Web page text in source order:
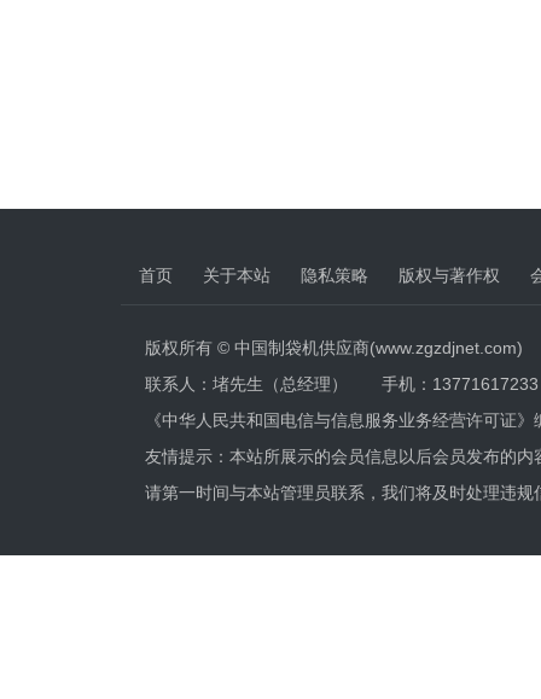
首页 关于本站 隐私策略 版权与著作权
版权所有 © 中国制袋机供应商(www.zgzdjnet.com)
联系人：堵先生（总经理） 手机：
《中华人民共和国电信与信息服务业务经营许可证》
友情提示：本站所展示的会员信息以后会员发布的
请第一时间与本站管理员联系，我们将及时处理违